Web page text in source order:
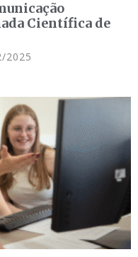
Científica de
2025